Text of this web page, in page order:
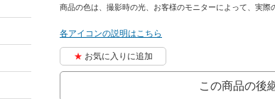
商品の色は、撮影時の光、お客様のモニターによって、実際
各アイコンの説明はこちら
お気に入りに追加
この商品の後